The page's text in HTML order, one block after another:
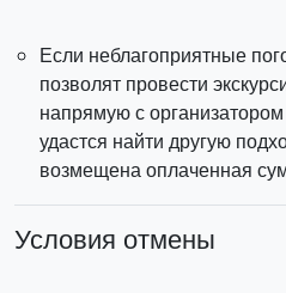
Если неблагоприятные
позволят провести
напрямую с
удастся найти другую
возмещена оплаченная
Условия отмены